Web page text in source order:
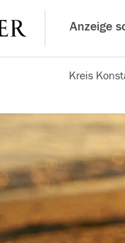
Anzeige
Kreis